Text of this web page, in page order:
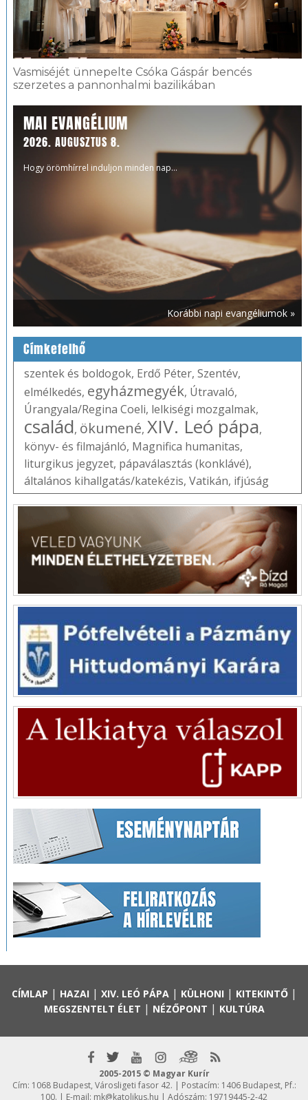
Vasmiséjét ünnepelte Csóka Gáspár bencés
szerzetes a pannonhalmi bazilikában
MAI EVANGÉLIUM
2026. AUGUSZTUS 8.
Hogy örömhírrel induljon minden nap...
Korábbi napi evangéliumok »
Címkefelhő
szentek és boldogok, Erdő Péter, Szentév,
elmélkedés, egyházmegyék, Útravaló,
Úrangyala/Regina Coeli, lelkiségi mozgalmak,
család, ökumené, XIV. Leó pápa,
könyv- és filmajánló, Magnifica humanitas,
liturgikus jegyzet, pápaválasztás (konklávé),
általános kihallgatás/katekézis, Vatikán, ifjúság
CÍMLAP | HAZAI | XIV. LEÓ PÁPA| KÜLHONI | KITEKINTŐ|
MEGSZENTELT ÉLET | NÉZŐPONT | KULTÚRA
2005-2015 © Magyar Kurír
Cím: 1068 Budapest, Városligeti fasor 42. | Postacím: 1406 Budapest, Pf.:
100. | E-mail: mk@katolikus.hu | Adószám: 19719445-2-42